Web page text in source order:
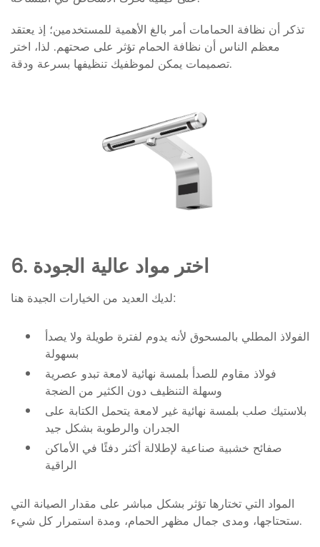
تذكر أن نظافة الحمامات أمر بالغ الأهمية للمستخدمين؛ إذ يعتقد
معظم الناس أن نظافة الحمام تؤثر على صحتهم. لذا، اختر
تصميمات يمكن لموظفيك تنظيفها بسرعة ودقة.
6. اختر مواد عالية الجودة
لديك العديد من الخيارات الجيدة هنا:
الفولاذ المطلي بالمسحوق لأنه يدوم لفترة طويلة ولا يصدأ
بسهولة
فولاذ مقاوم للصدأ بلمسة نهائية لامعة تبدو عصرية
وسهلة التنظيف دون الكثير من الضجة
بلاستيك صلب بلمسة نهائية غير لامعة يتحمل الكتابة على
الجدران والرطوبة بشكل جيد
صفائح خشبية صناعية لإطلالة أكثر دفئًا في الأماكن
الراقية
المواد التي تختارها تؤثر بشكل مباشر على مقدار الصيانة التي
ستحتاجها، ومدى جمال مظهر الحمام، ومدة استمرار كل شيء.